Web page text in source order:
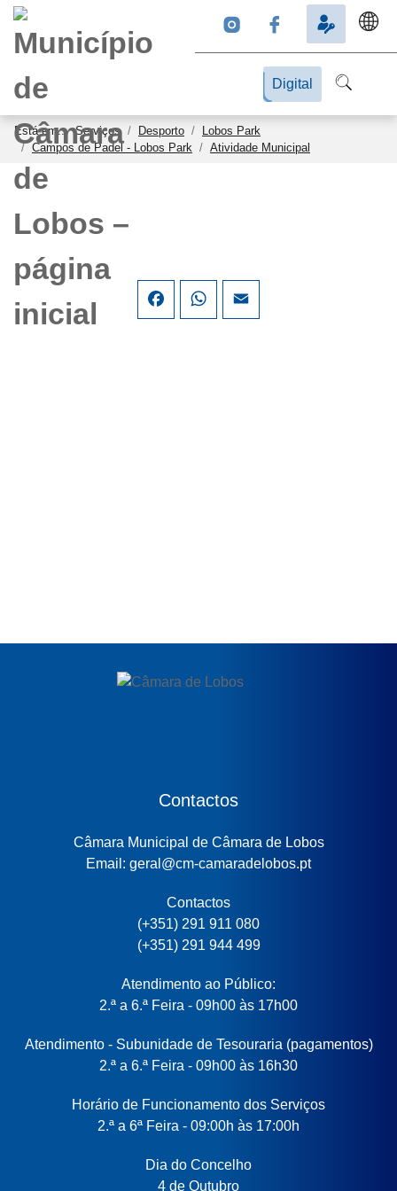
Digital
Está em...Serviços Desporto
Lobos Park
Campos de Padel - Lobos Park
Atividade Municipal
FacebookWhatsApp
Contactos
Câmara Municipal de Câmara de Lobos
Email: geral@cm-camaradelobos.pt
Contactos
(+351) 291 911 080
(+351) 291 944 499
Atendimento ao Público:
2.ª a 6.ª Feira - 09h00 às 17h00
Atendimento - Subunidade de Tesouraria (pagamentos)
2.ª a 6.ª Feira - 09h00 às 16h30
Horário de Funcionamento dos Serviços
2.ª a 6ª Feira - 09:00h às 17:00h
Dia do Concelho
4 de Outubro